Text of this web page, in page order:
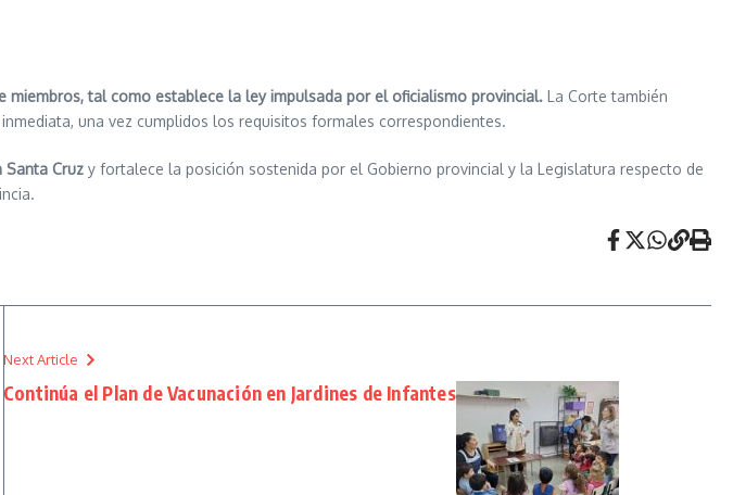
miembros, tal como establece la ley impulsada por el oficialismo provincial. La Corte también
una vez cumplidos los requisitos formales correspondientes.
Cruz y fortalece la posición sostenida por el Gobierno provincial y la Legislatura respecto de
Next Article
Continúa el Plan de Vacunación en Jardines de Infantes